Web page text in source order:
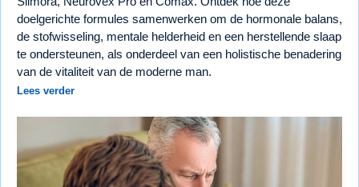
doelgerichte formules samenwerken om de hormonale balans,
de stofwisseling, mentale helderheid en een herstellende slaap
te ondersteunen, als onderdeel van een holistische benadering
van de vitaliteit van de moderne man.
Lees verder